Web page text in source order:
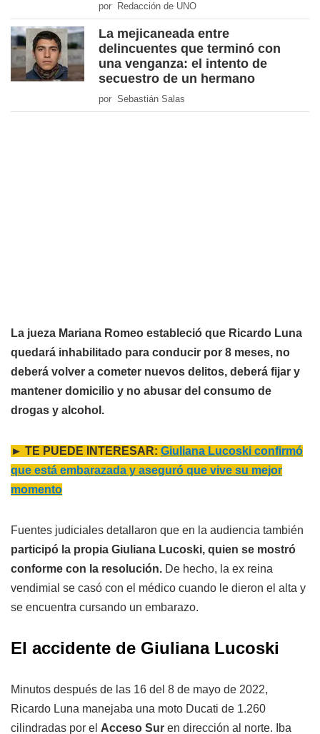
por Redacción de UNO
La mejicaneada entre
delincuentes que terminó con
una venganza: el intento de
secuestro de un hermano
por Sebastián Salas
La jueza Mariana Romeo estableció que Ricardo Luna
quedará inhabilitado para conducir por 8 meses, no
deberá volver a cometer nuevos delitos, deberá fijar y
mantener domicilio y no abusar del consumo de
drogas y alcohol.
► TE PUEDE INTERESAR: Giuliana Lucoski confirmó
que está embarazada y aseguró que vive su mejor
momento
Fuentes judiciales detallaron que en la audiencia también
participó la propia Giuliana Lucoski, quien se mostró
conforme con la resolución. De hecho, la ex reina
vendimial se casó con el médico cuando le dieron el alta y
se encuentra cursando un embarazo.
El accidente de Giuliana Lucoski
Minutos después de las 16 del 8 de mayo de 2022,
Ricardo Luna manejaba una moto Ducati de 1.260
cilindradas por el Acceso Sur en dirección al norte. Iba